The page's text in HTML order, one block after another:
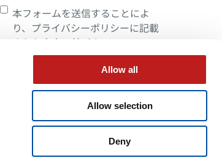
Allow all
Allow selection
Deny
本フォームを送信することによ
り、プライバシーポリシーに記載
された内容に基づき、
Lighthouseによるお客様の個人
情報の保存および処理に同意いた
だいたものとします。